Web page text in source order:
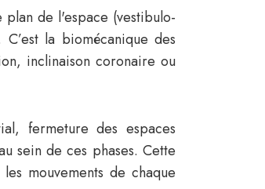
plan de l'espace (vestibulo-
la biomécanique des
inclinaison coronaire ou
fermeture des espaces
sein de ces phases. Cette
mouvements de chaque